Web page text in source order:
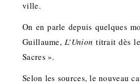
ville.
On en parle depuis quelques
Guillaume,L’Union titrait dès
Sacres ».
Selon les sources, le nouveau